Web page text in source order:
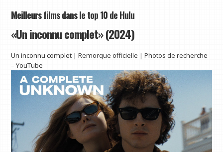
Meilleurs films dans le top 10 de Hulu
«Un inconnu complet» (2024)
Un inconnu complet | Remorque officielle | Photos de recherche
– YouTube